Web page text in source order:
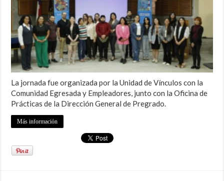
La jornada fue organizada por la Unidad de Vínculos con la
Comunidad Egresada y Empleadores, junto con la Oficina de
Prácticas de la Dirección General de Pregrado.
Más información